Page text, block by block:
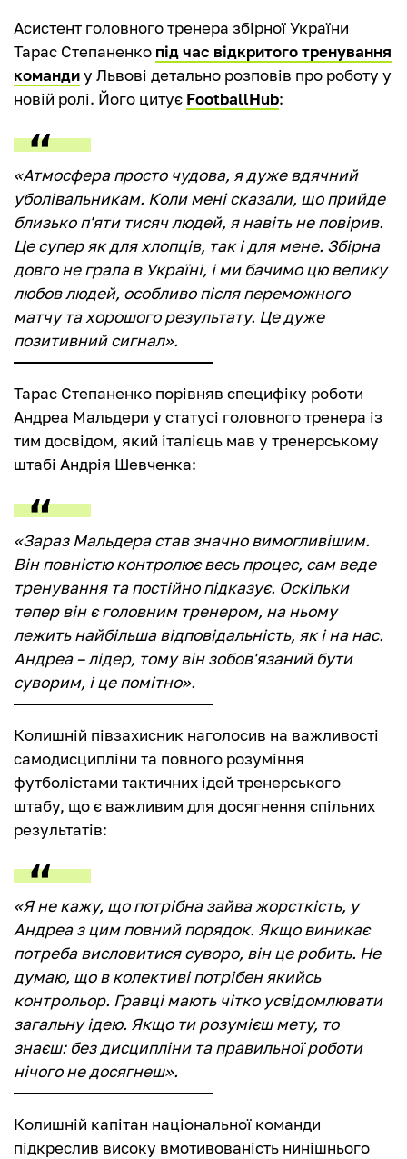
Асистент головного тренера збірної України
Тарас Степаненко під час відкритого тренування
командиу Львові детально розповів про роботу у
новій ролі. Його цитує FootballHub:
«Атмосфера просто чудова, я дуже вдячний
уболівальникам. Коли мені сказали, що прийде
близько п'яти тисяч людей, я навіть не повірив.
Це супер як для хлопців, так і для мене. Збірна
довго не грала в Україні, і ми бачимо цю велику
любов людей, особливо після переможного
матчу та хорошого результату. Це дуже
позитивний сигнал».
Тарас Степаненко порівняв специфіку роботи
Андреа Мальдери у статусі головного тренера із
тим досвідом, який італієць мав у тренерському
штабі Андрія Шевченка:
«Зараз Мальдера став значно вимогливішим.
Він повністю контролює весь процес, сам веде
тренування та постійно підказує. Оскільки
тепер він є головним тренером, на ньому
лежить найбільша відповідальність, як і на нас.
Андреа – лідер, тому він зобов'язаний бути
суворим, і це помітно».
Колишній півзахисник наголосив на важливості
самодисципліни та повного розуміння
футболістами тактичних ідей тренерського
штабу, що є важливим для досягнення спільних
результатів:
«Я не кажу, що потрібна зайва жорсткість, у
Андреа з цим повний порядок. Якщо виникає
потреба висловитися суворо, він це робить. Не
думаю, що в колективі потрібен якийсь
контрольор. Гравці мають чітко усвідомлювати
загальну ідею. Якщо ти розумієш мету, то
знаєш: без дисципліни та правильної роботи
нічого не досягнеш».
Колишній капітан національної команди
підкреслив високу вмотивованість нинішнього